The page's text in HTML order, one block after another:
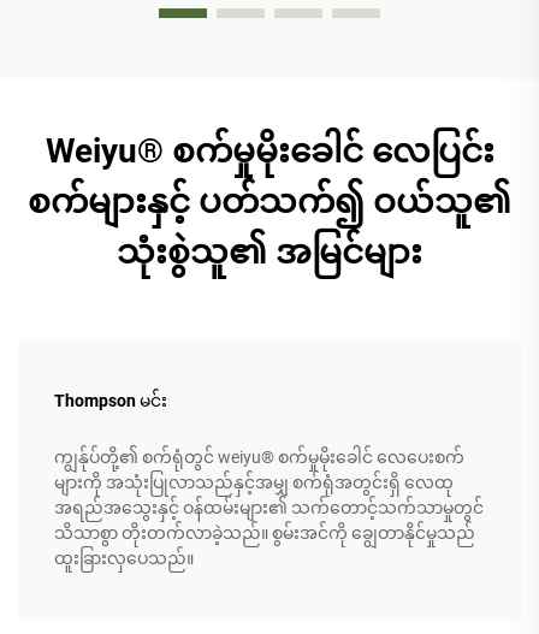
Weiyu® စက်မှုမိုးခေါင် လေပြင်း
စက်များနှင့် ပတ်သက်၍ ဝယ်သူ၏
သုံးစွဲသူ၏ အမြင်များ
Thompson မင်း
ကျွန်ုပ်တို့၏ စက်ရုံတွင် weiyu® စက်မှုမိုးခေါင် လေပေးစက်
များကို အသုံးပြုလာသည်နှင့်အမျှ စက်ရုံအတွင်းရှိ လေထု
အရည်အသွေးနှင့် ဝန်ထမ်းများ၏ သက်တောင့်သက်သာမှုတွင်
သိသာစွာ တိုးတက်လာခဲ့သည်။ စွမ်းအင်ကို ချွေတာနိုင်မှုသည်
ထူးခြားလှပေသည်။